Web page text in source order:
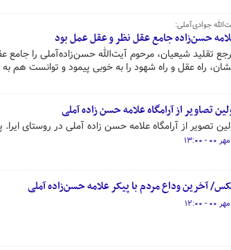
جوادی‌آملی:
حسن‌زاده جامع عقل نظر و عقل عمل بود
تقلید شیعیان، مرحوم آیت‌الله حسن‌زاده‌آملی را
راه عقل و راه شهود را به خوبی پیمود و توانست
تصاویر از آرامگاه علامه حسن زاده آملی
تصویر از آرامگاه علامه حسن زاده آملی در روستای
آخرین وداع مردم با پیکر علامه حسن‌زاده آملی